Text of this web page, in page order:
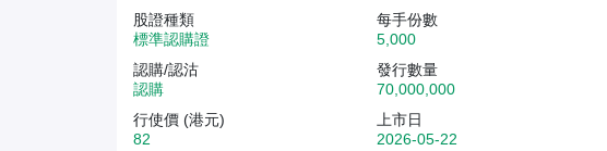
股證種類
標準認購證
每手份數
5,000
認購/認沽
認購
發行數量
70,000,000
行使價 (港元)
82
上市日
2026-05-22